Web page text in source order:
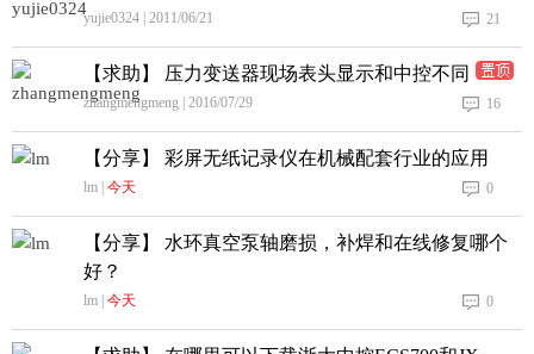
yujie0324 | 2011/06/21 21
【求助】 压力变送器现场表头显示和中控不同
zhangmengmeng | 2016/07/29 16
【分享】 彩屏无纸记录仪在机械配套行业的应用
lm | 今天 0
【分享】 水环真空泵轴磨损，补焊和在线修复哪个
好？
lm | 今天 0